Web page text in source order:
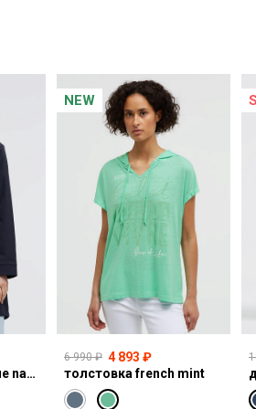
пальто softshell blue navy
NEW
6 990 ₽ 4 893 ₽
толстовка french mint